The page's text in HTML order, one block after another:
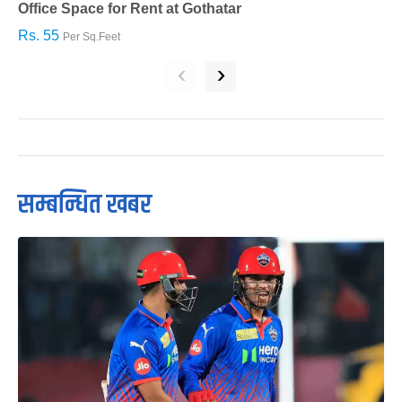
Office Space for Rent at Gothatar
Rs. 55 Per Sq.Feet
‹ ›
सम्बन्धित खबर